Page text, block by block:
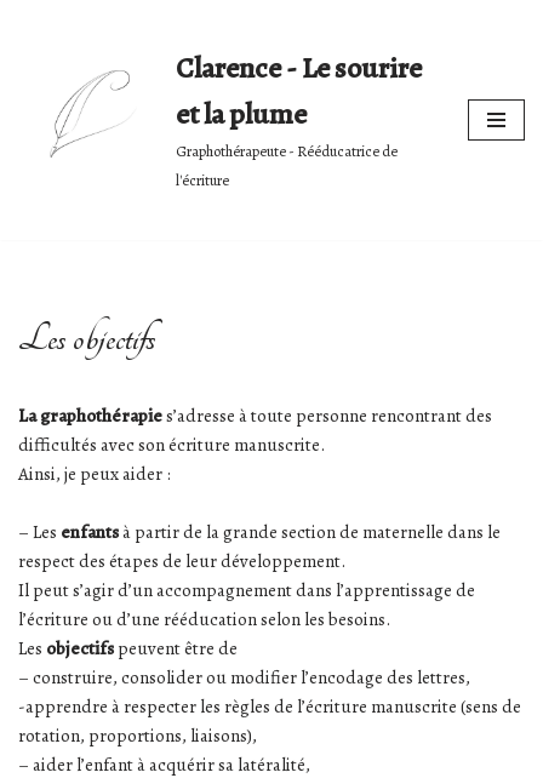
content
Clarence - Le sourire
et la plume
Graphothérapeute - Rééducatrice de
l'écriture
Les objectifs
La graphothérapies’adresse à toute personne rencontrant des
difficultés avec son écriture manuscrite.
Ainsi, je peux aider :
– Les enfantsà partir de la grande section de maternelle dans le
respect des étapes de leur développement.
Il peut s’agir d’un accompagnement dans l’apprentissage de
l’écriture ou d’une rééducation selon les besoins.
Les objectifs peuvent être de
– construire, consolider ou modifier l’encodage des lettres,
-apprendre à respecter les règles de l’écriture manuscrite (sens de
rotation, proportions, liaisons),
– aider l’enfant à acquérir sa latéralité,